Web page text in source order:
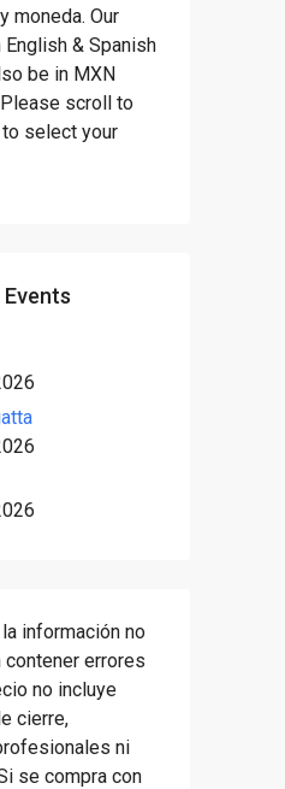
moneda. Our
& Spanish
be in MXN
scroll to
select your
información no
errores
no incluye
cierre,
ni
se compra con